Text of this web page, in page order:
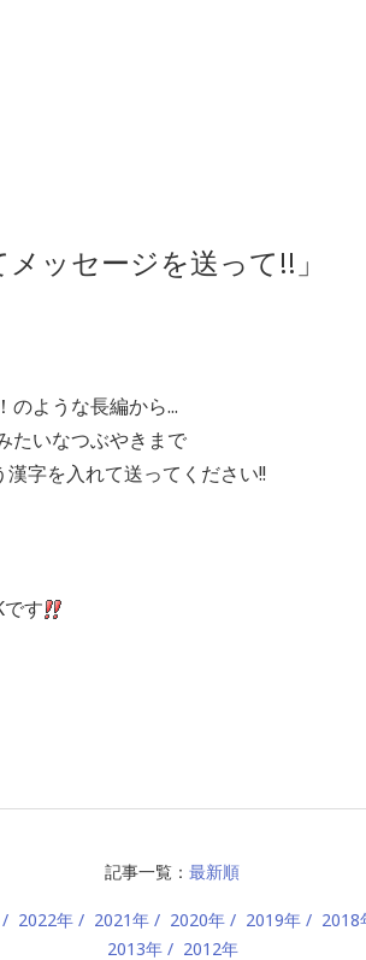
ッセージを送って!!」
のような長編から...
たいなつぶやきまで
漢字を入れて送ってください!!
す
記事一覧： 最新順
2022年 2021年 2020年 2019年 2018
2013年
2012年